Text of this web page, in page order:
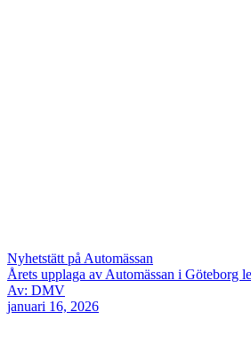
Nyhetstätt på Automässan
Årets upplaga av Automässan i Göteborg
Av: DMV
januari 16, 2026